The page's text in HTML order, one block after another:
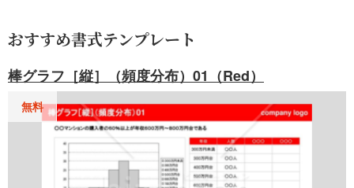
おすすめ書式テンプレート
棒グラフ［縦］（頻度分布）01（Red）
無料